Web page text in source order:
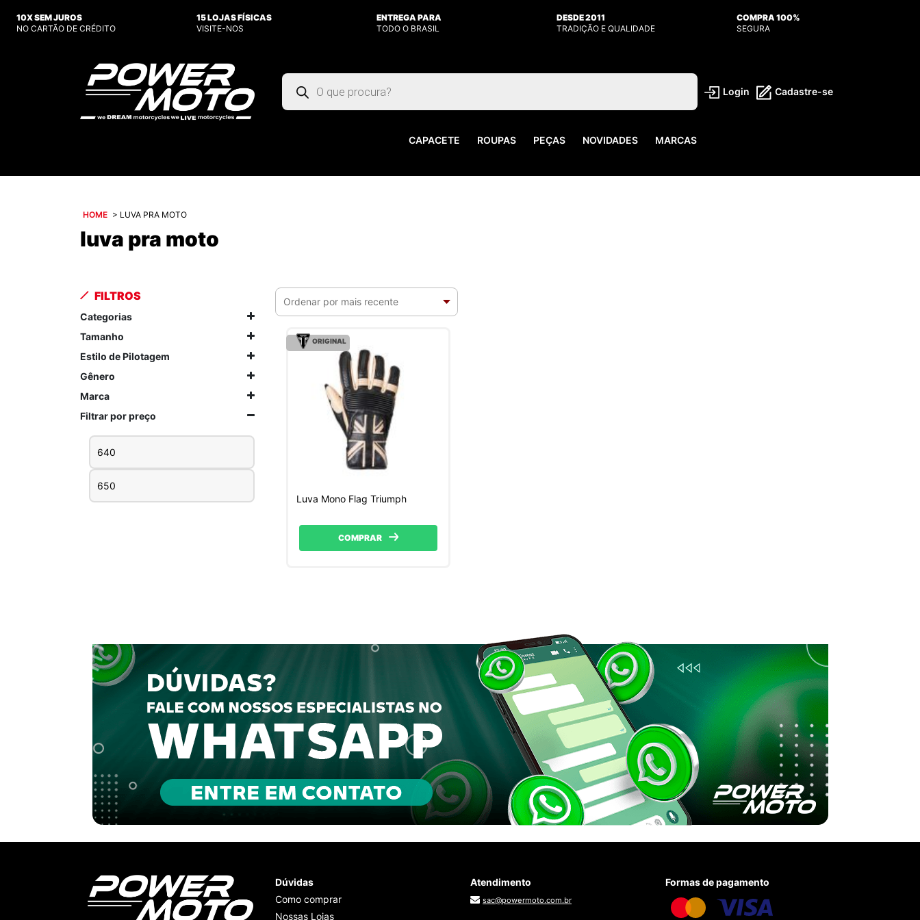
10X SEM JUROS
NO CARTÃO DE CRÉDITO
15 LOJAS FÍSICAS
VISITE-NOS
ENTREGA PARA
TODO O BRASIL
DESDE 2011
TRADIÇÃO E QUALIDADE
COMPRA 100%
SEGURA
Pesquisar
produtos
Login Cadastre-se
CAPACETE ROUPAS PEÇAS NOVIDADES MARCAS
HOME > LUVA PRA MOTO
luva pra moto
FILTROS
Categorias
Tamanho
Estilo de Pilotagem
Gênero
Marca
Filtrar por preço
Preço
mínimo
máximo
ORIGINAL
Luva Mono Flag Triumph
COMPRAR
Dúvidas
Como comprar
Nossas Lojas
Atendimento
sac@powermoto.com.br
Formas de pagamento